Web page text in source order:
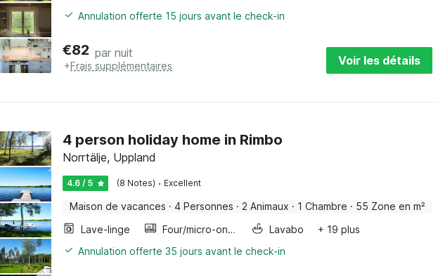
Annulation offerte 15 jours avant le check-in
€82 par nuit
+Frais supplémentaires Voir les détails
4 person holiday home in Rimbo
Norrtälje, Uppland
4.6 / 5 (8 Notes) · Excellent
Maison de vacances · 4 Personnes · 2 Animaux · 1 Chambre · 55 Zone en m²
Lave-linge
Four/micro-onde combinés Lavabo
+ 19 plus
Annulation offerte 35 jours avant le check-in